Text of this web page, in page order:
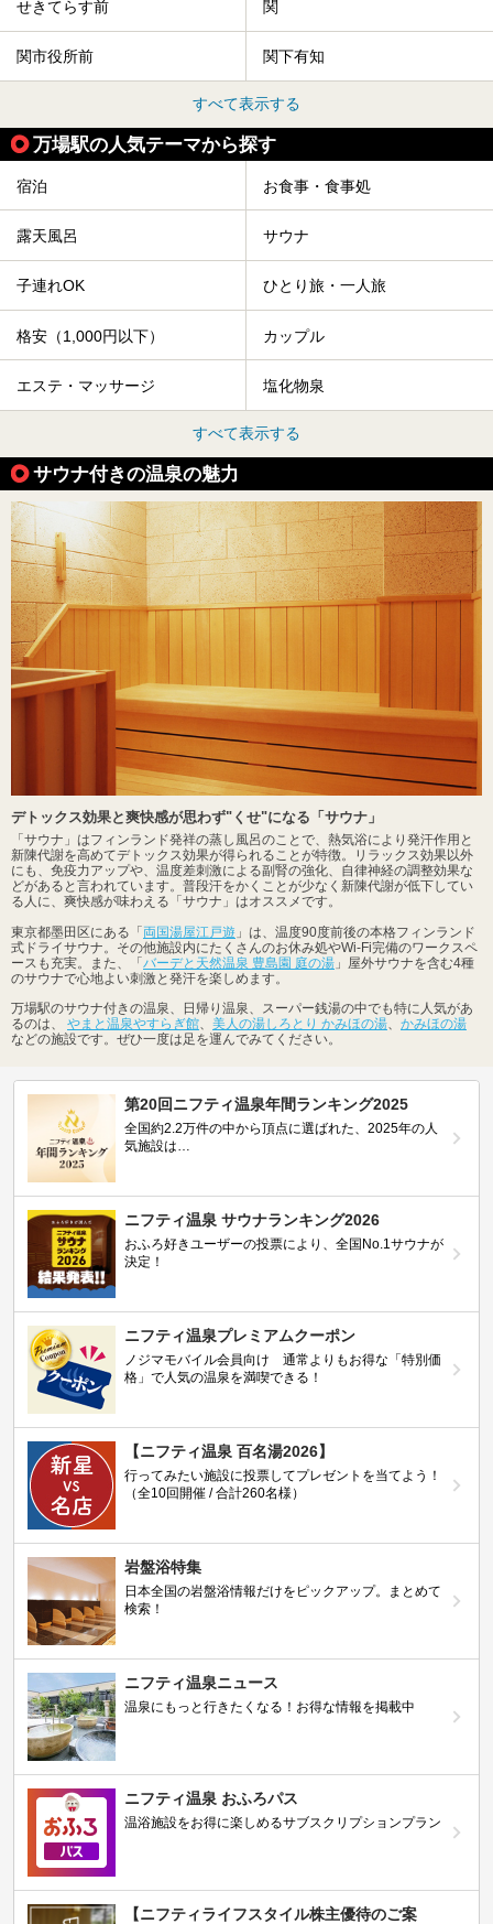
せきてらす前 関
関市役所前 関下有知
すべて表示する
万場駅の人気テーマから探す
宿泊 お食事・食事処
露天風呂 サウナ
子連れOK ひとり旅・一人旅
格安（1,000円以下） カップル
エステ・マッサージ 塩化物泉
すべて表示する
サウナ付きの温泉の魅力
デトックス効果と爽快感が思わず"くせ"になる「サウナ」
「サウナ」はフィンランド発祥の蒸し風呂のことで、熱気浴により発汗作用と
新陳代謝を高めてデトックス効果が得られることが特徴。リラックス効果以外
にも、免疫力アップや、温度差刺激による副腎の強化、自律神経の調整効果な
どがあると言われています。普段汗をかくことが少なく新陳代謝が低下してい
る人に、爽快感が味わえる「サウナ」はオススメです。
東京都墨田区にある「 両国湯屋江戸遊 」は、温度90度前後の本格フィンランド
式ドライサウナ。その他施設内にたくさんのお休み処やWi-Fi完備のワークスペ
ースも充実。また、「 バーデと天然温泉 豊島園 庭の湯 」屋外サウナを含む4種
のサウナで心地よい刺激と発汗を楽しめます。
万場駅のサウナ付きの温泉、日帰り温泉、スーパー銭湯の中でも特に人気があ
るのは、 やまと温泉やすらぎ館、 美人の湯しろとり かみほの湯、 かみほの湯
などの施設です。ぜひ一度は足を運んでみてください。
第20回ニフティ温泉年間ランキング2025
全国約2.2万件の中から頂点に選ばれた、2025年の人
気施設は…
ニフティ温泉 サウナランキング2026
おふろ好きユーザーの投票により、全国No.1サウナが
決定！
ニフティ温泉プレミアムクーポン
ノジマモバイル会員向け 通常よりもお得な「特別価
格」で人気の温泉を満喫できる！
【ニフティ温泉 百名湯2026】
行ってみたい施設に投票してプレゼントを当てよう！
（全10回開催 / 合計260名様）
岩盤浴特集
日本全国の岩盤浴情報だけをピックアップ。まとめて
検索！
ニフティ温泉ニュース
温泉にもっと行きたくなる！お得な情報を掲載中
ニフティ温泉 おふろパス
温浴施設をお得に楽しめるサブスクリプションプラン
【ニフティライフスタイル株主優待のご案